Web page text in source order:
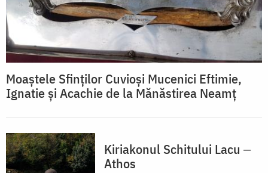
Moaștele Sfinților Cuvioși Mucenici Eftimie,
Ignatie și Acachie de la Mănăstirea Neamț
Kiriakonul Schitului Lacu ‒
Athos